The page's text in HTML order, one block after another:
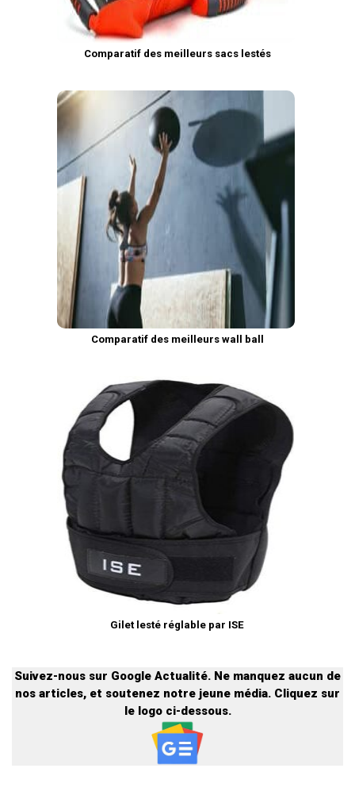
Comparatif des meilleurs sacs lestés
Comparatif des meilleurs wall ball
Gilet lesté réglable par ISE
Suivez-nous sur Google Actualité. Ne manquez aucun de
nos articles, et soutenez notre jeune média. Cliquez sur
le logo ci-dessous.